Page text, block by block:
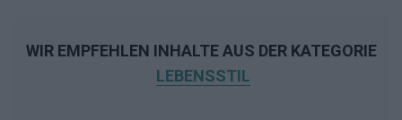
WIR EMPFEHLEN INHALTE AUS DER KATEGORIE
LEBENSSTIL